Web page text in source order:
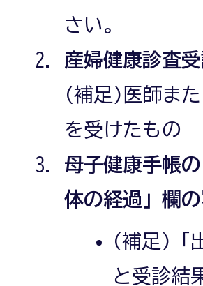
さい。
産婦健康診査
(補足)医師ま
を受けたもの
母子健康手帳
体の経過」欄
(補足)「
と受診結